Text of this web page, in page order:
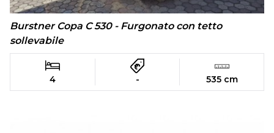
Burstner Copa C 530 - Furgonato con tetto
sollevabile
4 - 535 cm